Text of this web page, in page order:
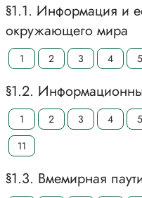
§1.1. Информация и
окружающего мира
1 2 3 4 5
§1.2.
1 2 3 4 5
11
§1.3. Вмемирная